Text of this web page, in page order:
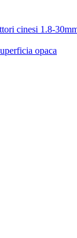
cinesi 1.8-
opaca